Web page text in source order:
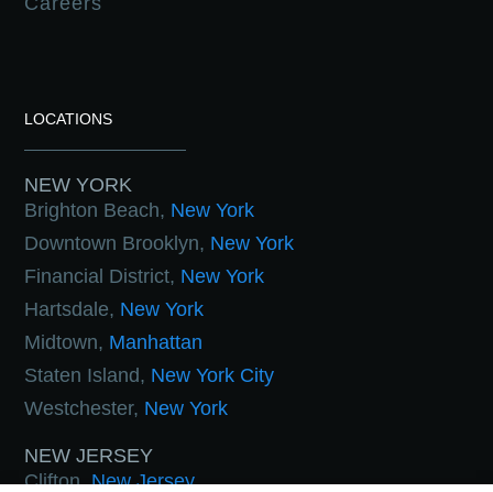
LOCATIONS
NEW YORK
Brighton Beach, New York
Downtown Brooklyn, New York
Financial District, New York
Hartsdale, New York
Midtown, Manhattan
Staten Island, New York City
Westchester, New York
NEW JERSEY
Clifton,New Jersey